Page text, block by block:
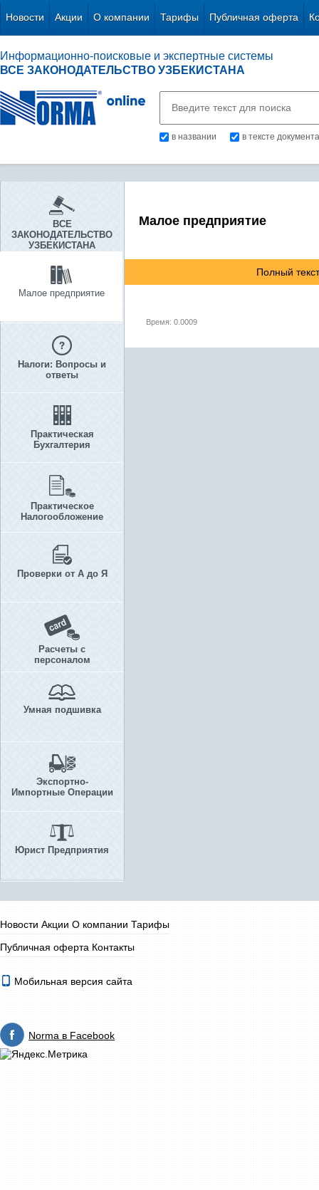
Новости Акции О компании Тарифы Публичная оферта
Информационно-поисковые и экспертные системы
ВСЕ ЗАКОНОДАТЕЛЬСТВО УЗБЕКИСТАНА
в названии в тексте документа
ВСЕ
ЗАКОНОДАТЕЛЬСТВО
УЗБЕКИСТАНА
Малое предприятие
Налоги: Вопросы и
ответы
Практическая
Бухгалтерия
Практическое
Налогообложение
Проверки от А до Я
Расчеты с
персоналом
Умная подшивка
Экспортно-
Импортные Операции
Юрист Предприятия
Малое предприятие
Полный
Время: 0.0009
Новости Акции О компании Тарифы
Публичная оферта Контакты
Мобильная версия сайта
Norma в Facebook